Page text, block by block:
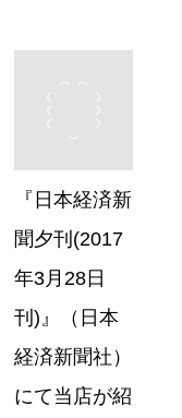
『日本経済新
聞夕刊(2017
年3月28日
刊)』（日本
経済新聞社）
にて当店が紹